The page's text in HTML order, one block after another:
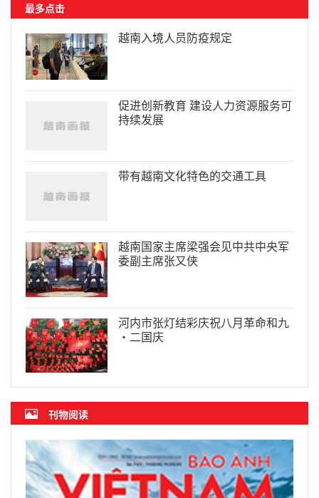
最多点击
越南入境人员防疫规定
促进创新教育 建设人力资源服务可
持续发展
带有越南文化特色的交通工具
越南国家主席梁强会见中共中央军
委副主席张又侠
河内市张灯结彩庆祝八月革命和九
·二国庆
刊物阅读